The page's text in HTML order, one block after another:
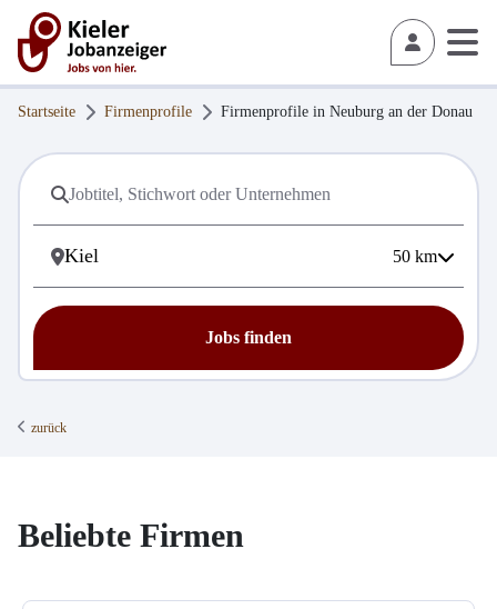
Startseite Firmenprofile Firmenprofile in Neuburg an der Donau
50 km
Jobs finden
zurück
Beliebte Firmen